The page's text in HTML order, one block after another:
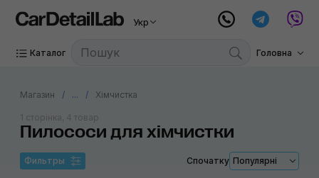
Укр
Каталог Головна
Магазин ... Хімчистка
Пилососи для хімчистки
1 сторінка, 4 товар
Фильтры Спочатку Популярні